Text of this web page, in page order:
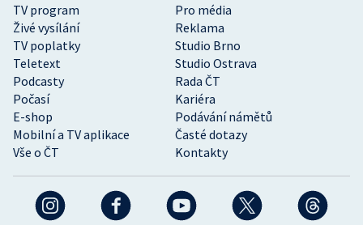
TV program
Pro média
Živé vysílání
Reklama
TV poplatky
Studio Brno
Teletext
Studio Ostrava
Podcasty
Rada ČT
Počasí
Kariéra
E-shop
Podávání námětů
Mobilní a TV aplikace
Časté dotazy
Vše o ČT
Kontakty